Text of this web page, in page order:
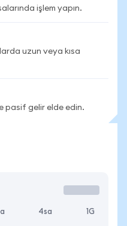
işlem yapın.
uzun veya kısa
pasif gelir elde edin.
4sa 1G